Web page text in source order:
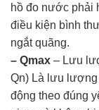
hồ đo nước phải
điều kiện bình
ngắt quãng.
– Qmax – Lưu
Qn) Là lưu
động theo đúng